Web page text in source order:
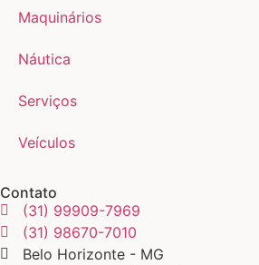
Maquinários
Náutica
Serviços
Veículos
Contato
(31) 99909-7969
(31) 98670-7010
Belo Horizonte - MG